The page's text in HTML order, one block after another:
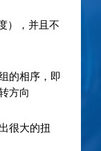
），并且不
的相序，即
方向
很大的扭